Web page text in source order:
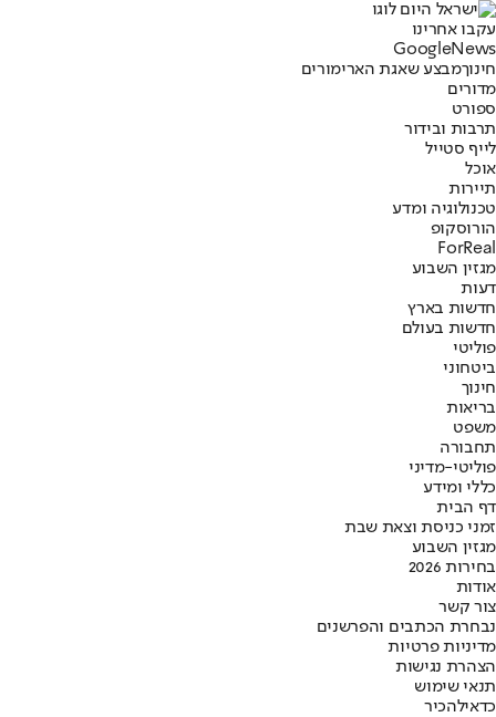
עקבו אחרינו
Googl eNews
חינוךמבצע שאגת הארימורים
מדורים
ספורט
תרבות ובידור
לייף סטייל
אוכל
תיירות
טכנולוגיה ומדע
הורוסקופ
ForReal
מגזין השבוע
דעות
חדשות בארץ
חדשות בעולם
פוליטי
ביטחוני
חינוך
בריאות
משפט
תחבורה
פוליטי-מדיני
כללי ומידע
דף הבית
זמני כניסת וצאת שבת
מגזין השבוע
בחירות 2026
אודות
צור קשר
נבחרת הכתבים והפרשנים
מדיניות פרטיות
הצהרת נגישות
תנאי שימוש
כדאילהכיר